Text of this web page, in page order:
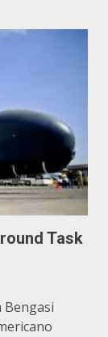
Task
Bengasi